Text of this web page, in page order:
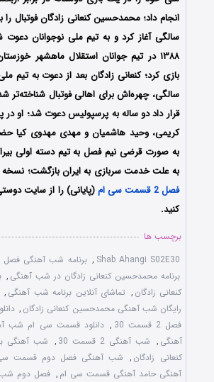
سالگی آغاز کرد و به تیم ملی نوجوانان
۱۳۸۸ در تیم جوانان استقلال ماهشهر
قرار داد دو ساله به پرسپولیس دعوت شد؛ او در
کریمی، وحید هاشمیان و مهدی مهدوی کیا
به صورت قرضی نیم فصل به تیم دسته اولی
به علت خدمت سربازی به ایران بازگشت؛ نسخه
فصل 2 قسمت سی ام
(پایانی) را از سایت
کنید.
برچسب ها
Shab Ahangi S02E30
, برنامه شب آهنگی
برنامه محمدحسین کنعانی زادگان‌ در شب آهنگی ,
کنعانی زادگان , تماشای آنلاین برنامه شب آهنگی ,
رایگان شب آهنگی محمدحسین کنعانی زادگان‌ ,
فصل 2 قسمت 30
, دانلود قسمت سی ام شب
آهنگی , شب آهنگی 2 قسمت 30 , شب آهنگی
کنعانی زادگان‌ , شب آهنگی فصل دوم قسمت
آهنگی حامد آهنگی قسمت سی ام , فصل دوم